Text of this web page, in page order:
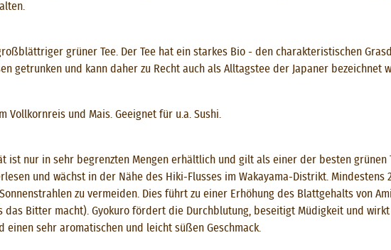
grüner Tee. Der Tee hat ein starkes Bio - den charakteristischen
getrunken und kann daher zu Recht auch als Alltagstee der Japaner bezeichnet
Vollkornreis und Mais. Geeignet für u.a. Sushi.
ist nur in sehr begrenzten Mengen erhältlich und gilt als einer der besten grünen
und wächst in der Nähe des Hiki-Flusses im Wakayama-Distrikt. Mindestens
zu vermeiden. Dies führt zu einer Erhöhung des Blattgehalts von
Bitter macht). Gyokuro fördert die Durchblutung, beseitigt Müdigkeit und
sehr aromatischen und leicht süßen Geschmack.